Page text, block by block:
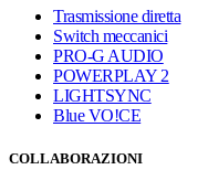
Trasmissione diretta
Switch meccanici
PRO-G AUDIO
POWERPLAY 2
LIGHTSYNC
Blue VO!CE
COLLABORAZIONI